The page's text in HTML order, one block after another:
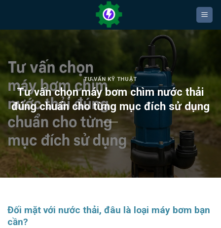
nội
TƯ VẤN KỸ THUẬT
Tư vấn chọn máy bơm chìm nước thải
đúng chuẩn cho từng mục đích sử dụng
Đối mặt với nước thải, đâu là loại máy bơm bạn
cần?